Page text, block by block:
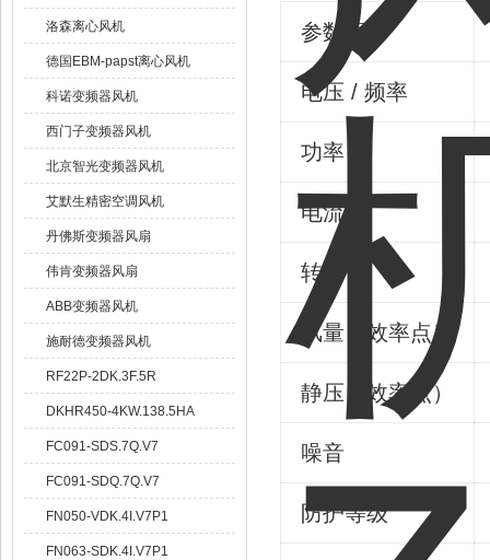
洛森离心风机
德国EBM-papst离心风机
科诺变频器风机
西门子变频器风机
北京智光变频器风机
艾默生精密空调风机
丹佛斯变频器风扇
伟肯变频器风扇
ABB变频器风机
施耐德变频器风机
RF22P-2DK.3F.5R
DKHR450-4KW.138.5HA
FC091-SDS.7Q.V7
FC091-SDQ.7Q.V7
FN050-VDK.4I.V7P1
FN063-SDK.4I.V7P1
参数项
电压 / 频率
功率
电流
转速
风量（效率点）
静压（效率点）
噪音
防护等级